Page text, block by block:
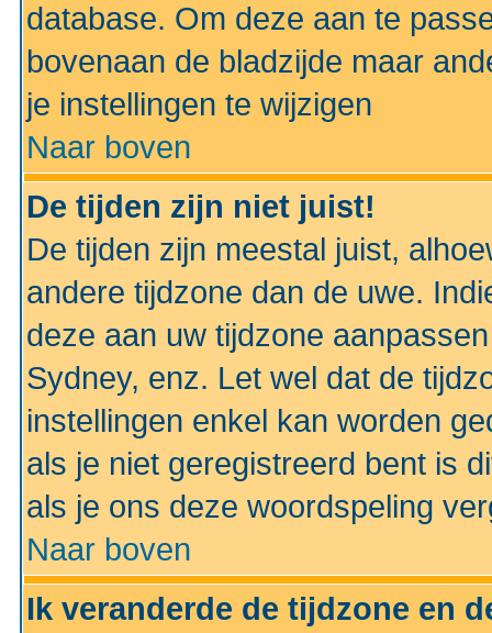
database. Om deze aan te
bovenaan de bladzijde maar
je instellingen te wijzigen
Naar boven
De tijden zijn niet juist!
De tijden zijn meestal juist,
andere tijdzone dan de uwe.
deze aan uw tijdzone
Sydney, enz. Let wel dat de
instellingen enkel kan worden
als je niet geregistreerd bent is
als je ons deze woordspeling
Naar boven
Ik veranderde de tijdzone en